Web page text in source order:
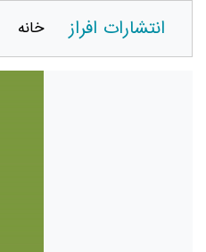
انتشارات افراز خانه